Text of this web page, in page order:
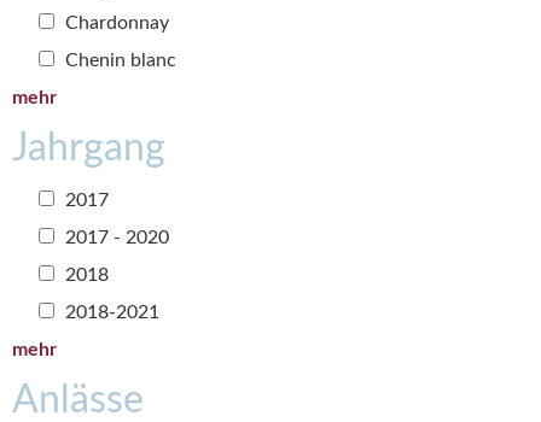
Chardonnay
Chenin blanc
mehr
Jahrgang
2017
2017 - 2020
2018
2018-2021
mehr
Anlässe